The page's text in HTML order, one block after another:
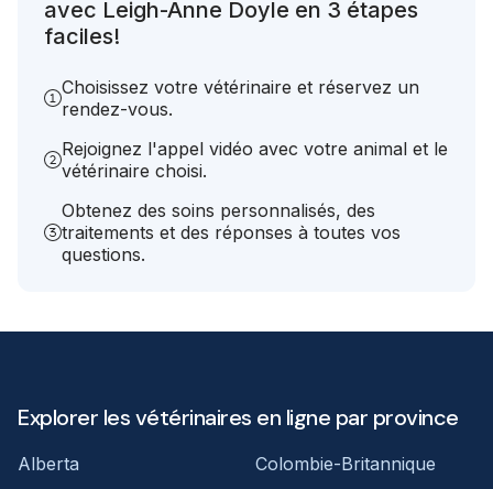
avec Leigh-Anne Doyle en 3 étapes
faciles!
Choisissez votre vétérinaire et réservez un
rendez-vous.
Rejoignez l'appel vidéo avec votre animal et le
vétérinaire choisi.
Obtenez des soins personnalisés, des
traitements et des réponses à toutes vos
questions.
Explorer les vétérinaires en ligne par province
Alberta Colombie-Britannique